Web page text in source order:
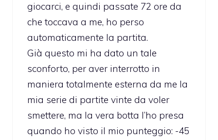
giocarci, e quindi passate 72 ore da
che toccava a me, ho perso
automaticamente la partita.
Già questo mi ha dato un tale
sconforto, per aver interrotto in
maniera totalmente esterna da me la
mia serie di partite vinte da voler
smettere, ma la vera botta l’ho presa
quando ho visto il mio punteggio: -45